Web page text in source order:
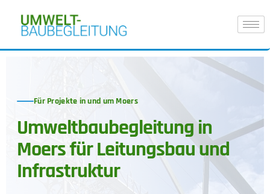
Für Projekte in und um Moers
Umweltbaubegleitung in
Moers für Leitungsbau und
Infrastruktur